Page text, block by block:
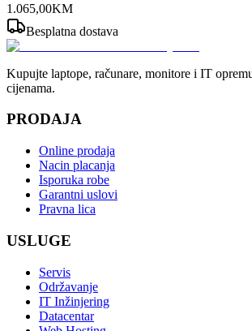
1.065,00KM
Besplatna dostava
Kupujte laptope, računare, monitore i IT
cijenama.
PRODAJA
Online prodaja
Nacin placanja
Isporuka robe
Garantni uslovi
Pravna lica
USLUGE
Servis
Održavanje
IT Inžinjering
Datacentar